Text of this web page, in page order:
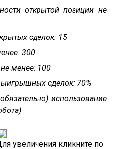
открытой позиции не
сделок: 15
300
менее: 100
сделок: 70%
использование
увеличения кликните по